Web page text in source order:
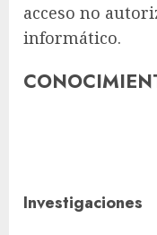
acceso no
informático.
Investigaciones